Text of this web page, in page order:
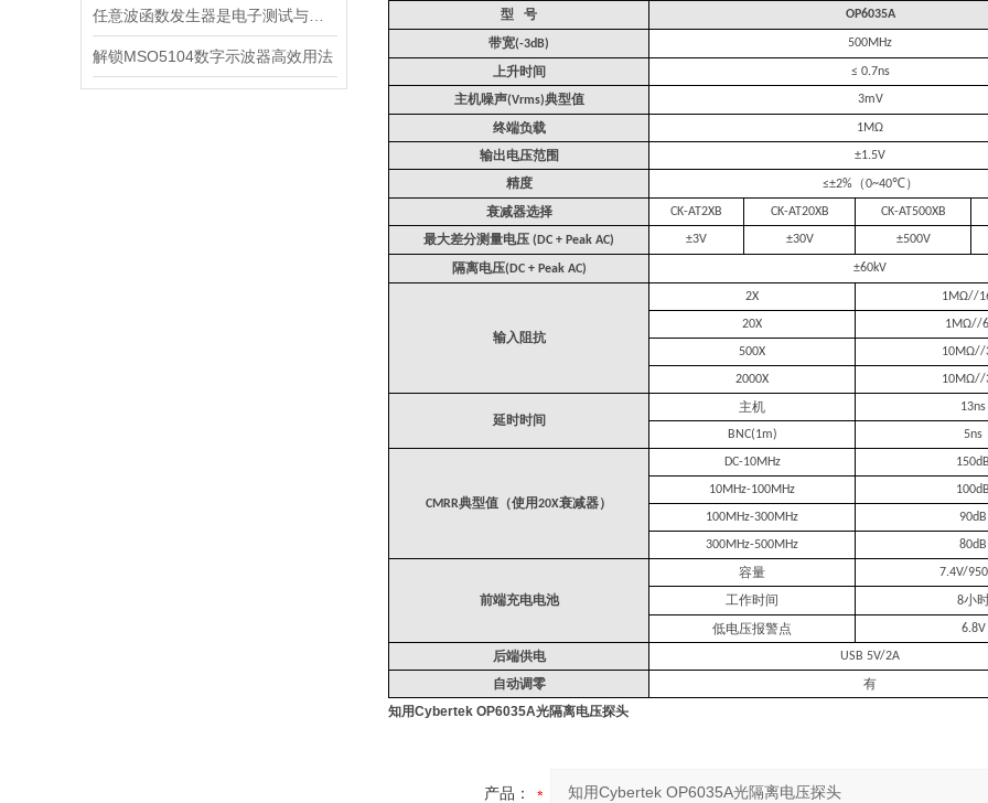
解锁MSO5104数字示波器高效用法
型
号 OP6035A
带宽(-3dB) 500MHz
上升时间 ≤ 0.7ns
主机噪声(Vrms)典型值 3mV
终端负载 1MΩ
输出电压范围 ±1.5V
精度 ≤±2% （0~40℃）
衰减器选择
CK-AT2XB CK-AT20XB CK-AT500XB
最大差分测量电压 (DC + Peak AC) ±3V ±30V ±500V
隔离电压(DC + Peak AC) ±60kV
输入阻抗
2X 1MΩ//
20X 1MΩ//
500X 10MΩ//
2000X 10MΩ//
延时时间
主机 13ns
BNC(1m) 5ns
CMRR典型值（使用20X衰减器）
DC-10MHz 150dB
10MHz-100MHz 100dB
100MHz-300MHz 90dB
300MHz-500MHz 80dB
前端充电电池
容量 7.4V/
工作时间 8小
低电压报警点
6.8V
后端供电 USB 5V/2A
自动调零
有
知用Cybertek OP6035A光隔离电压探头
产品：